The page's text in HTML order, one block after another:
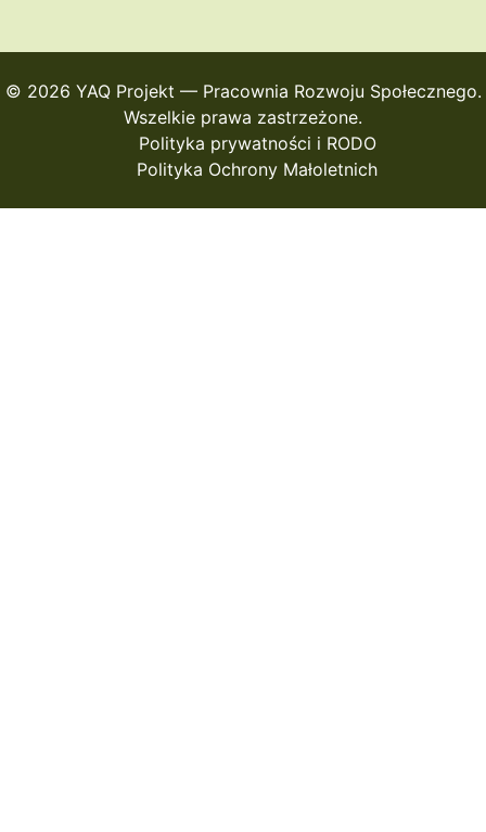
© 2026 YAQ Projekt — Pracownia Rozwoju Społecznego.
Wszelkie prawa zastrzeżone.
Polityka prywatności i RODO
Polityka Ochrony Małoletnich